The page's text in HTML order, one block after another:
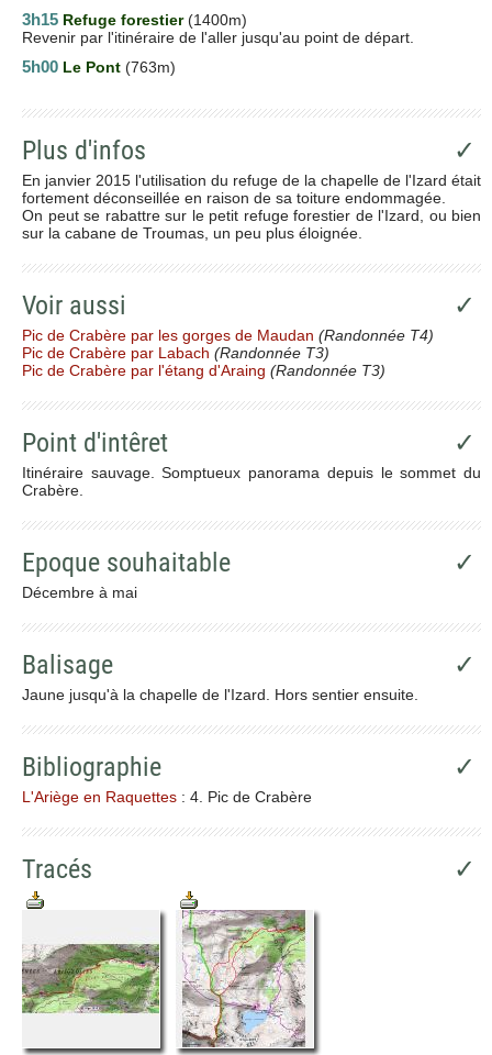
3h15 Refuge forestier (1400m)
Revenir par l'itinéraire de l'aller jusqu'au point de départ.
5h00 Le Pont (763m)
Plus d'infos ✓
En janvier 2015 l'utilisation du refuge de la chapelle de l'Izard était
fortement déconseillée en raison de sa toiture endommagée.
On peut se rabattre sur le petit refuge forestier de l'Izard, ou bien
sur la cabane de Troumas, un peu plus éloignée.
Voir aussi ✓
Pic de Crabère par les gorges de Maudan (Randonnée T4)
Pic de Crabère par Labach (Randonnée T3)
Pic de Crabère par l'étang d'Araing (Randonnée T3)
Point d'intêret ✓
Itinéraire sauvage. Somptueux panorama depuis le sommet du
Crabère.
Epoque souhaitable ✓
Décembre à mai
Balisage ✓
Jaune jusqu'à la chapelle de l'Izard. Hors sentier ensuite.
Bibliographie ✓
L'Ariège en Raquettes : 4. Pic de Crabère
Tracés ✓